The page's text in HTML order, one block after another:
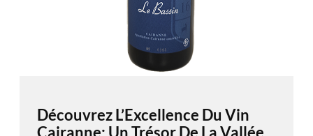
Découvrez L’Excellence Du Vin
Cairanne: Un Trésor De La Vallée